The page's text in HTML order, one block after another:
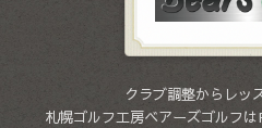
クラブ調整からレッ
札幌ゴルフ工房ベアーズゴルフ